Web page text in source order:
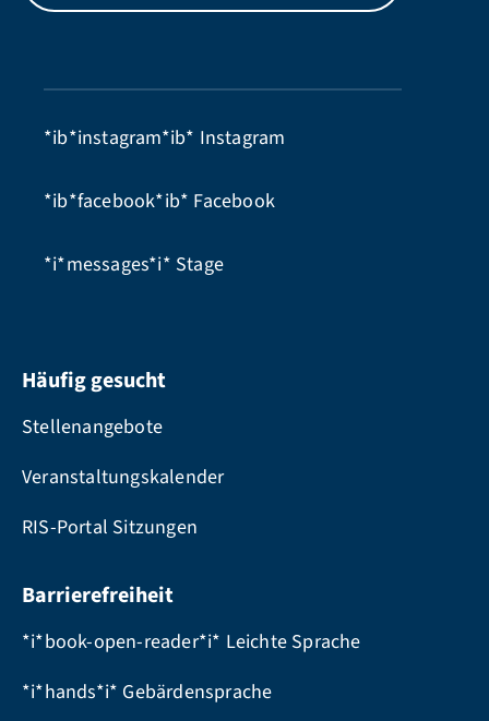
*ib*instagram*ib* Instagram
*ib*facebook*ib* Facebook
*i*messages*i* Stage
Häufig gesucht
Stellenangebote
Veranstaltungskalender
RIS-Portal Sitzungen
Barrierefreiheit
*i*book-open-reader*i* Leichte Sprache
*i*hands*i* Gebärdensprache